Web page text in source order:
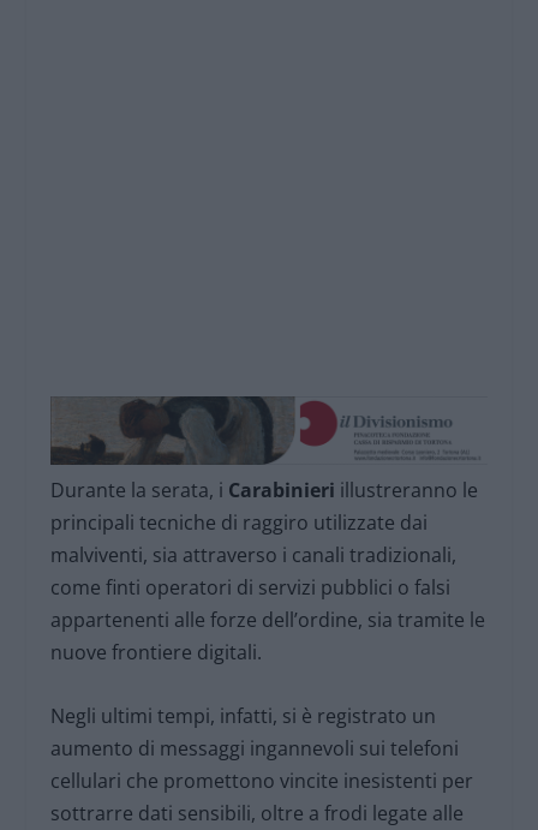
Durante la serata, i Carabinieri illustreranno le
principali tecniche di raggiro utilizzate dai
malviventi, sia attraverso i canali tradizionali,
come finti operatori di servizi pubblici o falsi
appartenenti alle forze dell’ordine, sia tramite le
nuove frontiere digitali.
Negli ultimi tempi, infatti, si è registrato un
aumento di messaggi ingannevoli sui telefoni
cellulari che promettono vincite inesistenti per
sottrarre dati sensibili, oltre a frodi legate alle